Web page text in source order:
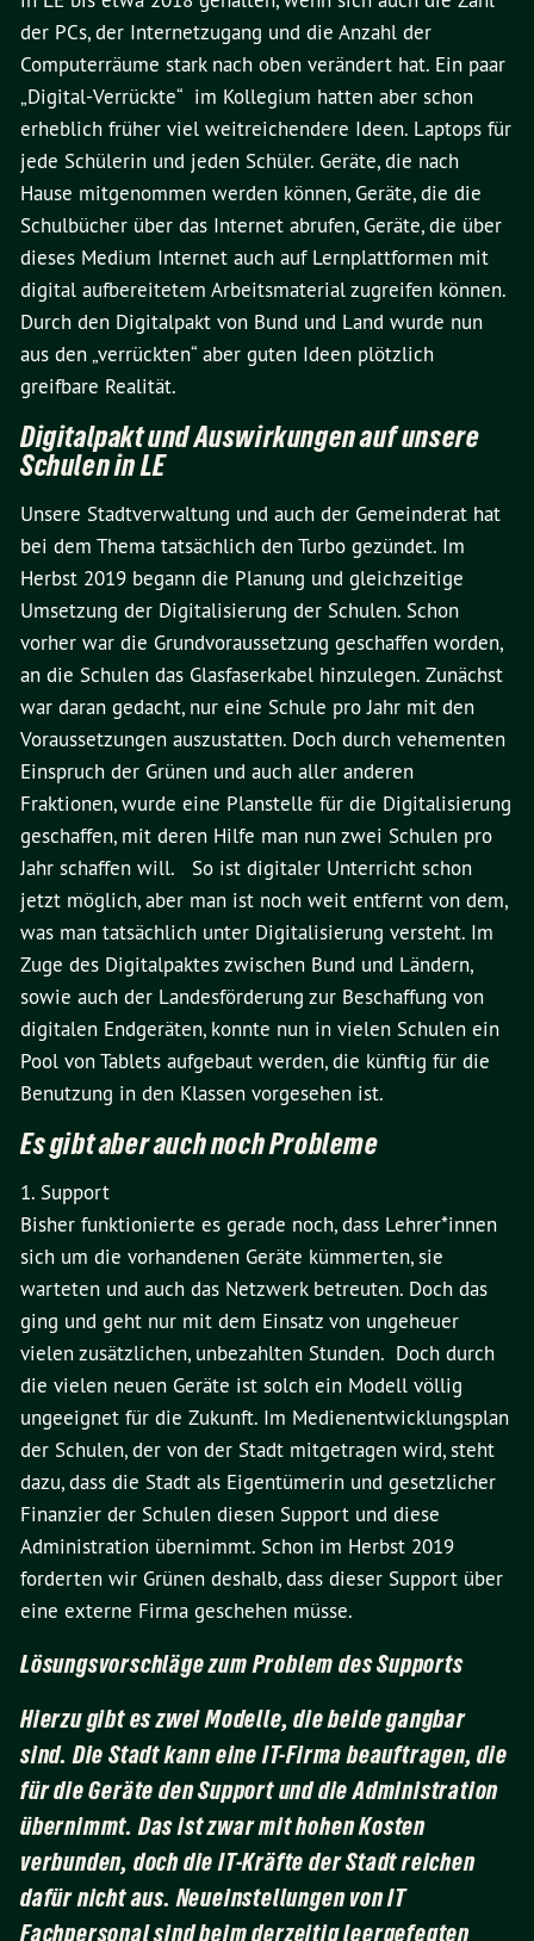
der PCs, der Internetzugang und die Anzahl der
Computerräume stark nach oben verändert hat. Ein paar
„Digital-Verrückte“ im Kollegium hatten aber schon
erheblich früher viel weitreichendere Ideen. Laptops für
jede Schülerin und jeden Schüler. Geräte, die nach
Hause mitgenommen werden können, Geräte, die die
Schulbücher über das Internet abrufen, Geräte, die über
dieses Medium Internet auch auf Lernplattformen mit
digital aufbereitetem Arbeitsmaterial zugreifen können.
Durch den Digitalpakt von Bund und Land wurde nun
aus den „verrückten“ aber guten Ideen plötzlich
greifbare Realität.
Digitalpakt und Auswirkungen auf unsere
Schulen in LE
Unsere Stadtverwaltung und auch der Gemeinderat hat
bei dem Thema tatsächlich den Turbo gezündet. Im
Herbst 2019 begann die Planung und gleichzeitige
Umsetzung der Digitalisierung der Schulen. Schon
vorher war die Grundvoraussetzung geschaffen worden,
an die Schulen das Glasfaserkabel hinzulegen. Zunächst
war daran gedacht, nur eine Schule pro Jahr mit den
Voraussetzungen auszustatten. Doch durch vehementen
Einspruch der Grünen und auch aller anderen
Fraktionen, wurde eine Planstelle für die Digitalisierung
geschaffen, mit deren Hilfe man nun zwei Schulen pro
Jahr schaffen will. So ist digitaler Unterricht schon
jetzt möglich, aber man ist noch weit entfernt von dem,
was man tatsächlich unter Digitalisierung versteht. Im
Zuge des Digitalpaktes zwischen Bund und Ländern,
sowie auch der Landesförderung zur Beschaffung von
digitalen Endgeräten, konnte nun in vielen Schulen ein
Pool von Tablets aufgebaut werden, die künftig für die
Benutzung in den Klassen vorgesehen ist.
Es gibt aber auch noch Probleme
1. Support
Bisher funktionierte es gerade noch, dass Lehrer*innen
sich um die vorhandenen Geräte kümmerten, sie
warteten und auch das Netzwerk betreuten. Doch das
ging und geht nur mit dem Einsatz von ungeheuer
vielen zusätzlichen, unbezahlten Stunden. Doch durch
die vielen neuen Geräte ist solch ein Modell völlig
ungeeignet für die Zukunft. Im Medienentwicklungsplan
der Schulen, der von der Stadt mitgetragen wird, steht
dazu, dass die Stadt als Eigentümerin und gesetzlicher
Finanzier der Schulen diesen Support und diese
Administration übernimmt. Schon im Herbst 2019
forderten wir Grünen deshalb, dass dieser Support über
eine externe Firma geschehen müsse.
Lösungsvorschläge zum Problem des Supports
Hierzu gibt es zwei Modelle, die beide gangbar
sind. Die Stadt kann eine IT-Firma beauftragen, die
für die Geräte den Support und die Administration
übernimmt. Das ist zwar mit hohen Kosten
verbunden, doch die IT-Kräfte der Stadt reichen
dafür nicht aus. Neueinstellungen von IT
Fachpersonal sind beim derzeitig leergefegten